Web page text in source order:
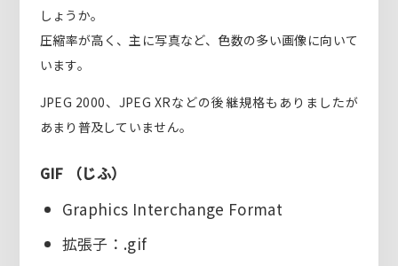
しょうか。
圧縮率が高く、主に写真など、色数の多い画像に向いて
います。
JPEG 2000、JPEG XRなどの後継規格もありましたが
あまり普及していません。
GIF （じふ）
Graphics Interchange Format
拡張子：.gif